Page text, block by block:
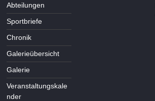
Abteilungen
Sportbriefe
Chronik
Galerieübersicht
Galerie
Veranstaltungskale
nder